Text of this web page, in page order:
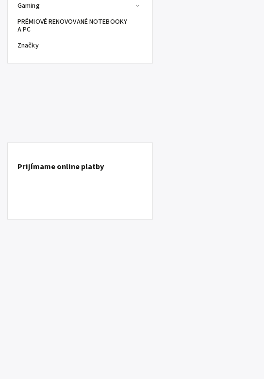
Gaming
PRÉMIOVÉ RENOVOVANÉ NOTEBOOKY
A PC
Značky
Prijímame online platby